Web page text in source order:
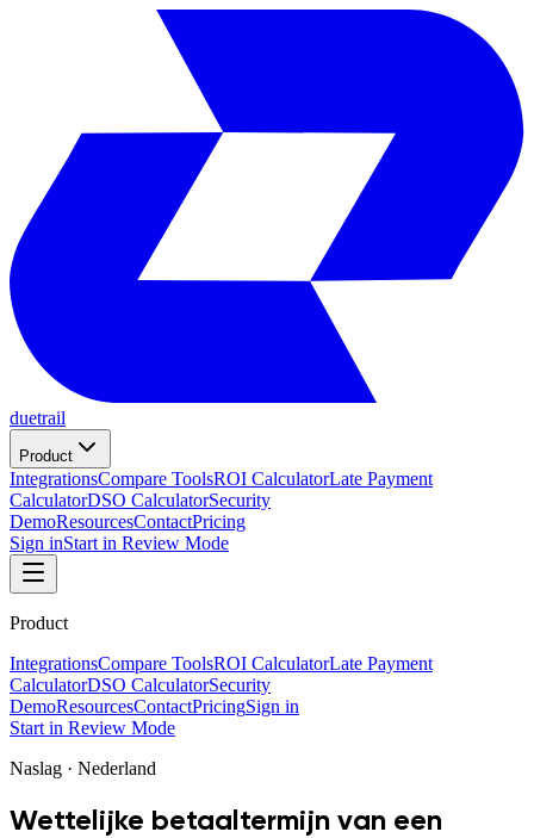
duetrail
Product
IntegrationsCompare ToolsROI CalculatorLate Payment
CalculatorDSO CalculatorSecurity
DemoResourcesContactPricing
Sign inStart in Review Mode
Product
IntegrationsCompare ToolsROI CalculatorLate Payment
CalculatorDSO CalculatorSecurity
DemoResourcesContactPricingSign in
Start in Review Mode
Naslag · Nederland
Wettelijke betaaltermijn van een